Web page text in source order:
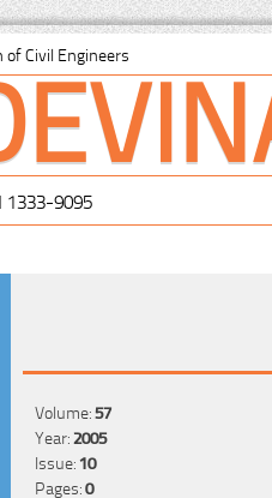
of Civil Engineers
1333-9095
Volume:57
Year:2005
Issue:10
Pages:0